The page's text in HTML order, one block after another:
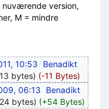
nuværende version,
M = mindre
10:53
Benadikt
bytes) (-11 Bytes)
06:13
Benadikt
bytes) (+54 Bytes)